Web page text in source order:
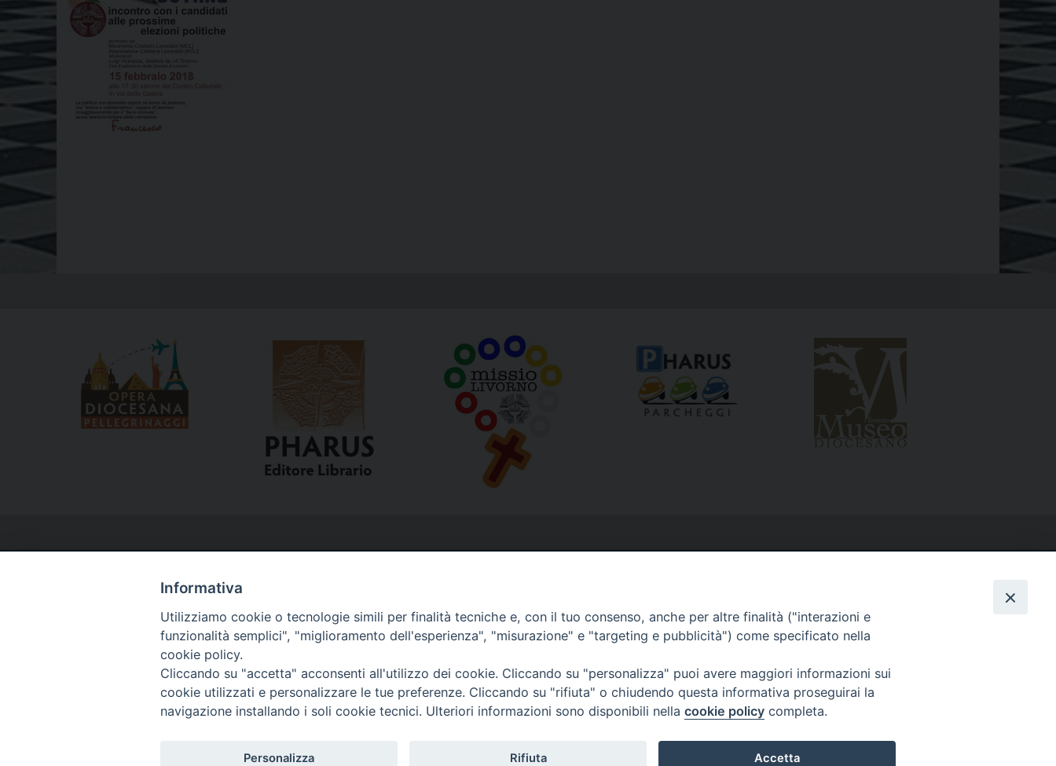
Via del Seminario, 61 - 57122 Livorno LI
Tel. 0586 276211
Informativa
Utilizziamo cookie o tecnologie simili per finalità tecniche e, con il tuo consenso, anche per altre finalità ("interazioni e
funzionalità semplici", "miglioramento dell'esperienza", "misurazione" e "targeting e pubblicità") come specificato nella
cookie policy.
Cliccando su "accetta" acconsenti all'utilizzo dei cookie. Cliccando su "personalizza" puoi avere maggiori informazioni sui
cookie utilizzati e personalizzare le tue preferenze. Cliccando su "rifiuta" o chiudendo questa informativa proseguirai la
navigazione installando i soli cookie tecnici. Ulteriori informazioni sono disponibili nella cookie policy completa.
Personalizza Rifiuta Accetta